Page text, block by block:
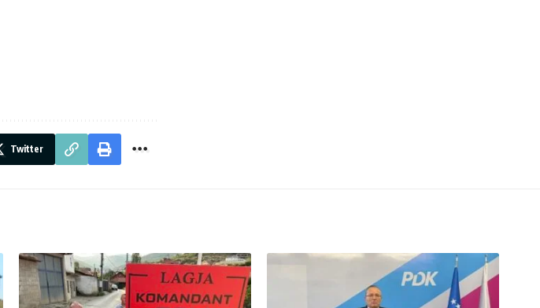
Twitter